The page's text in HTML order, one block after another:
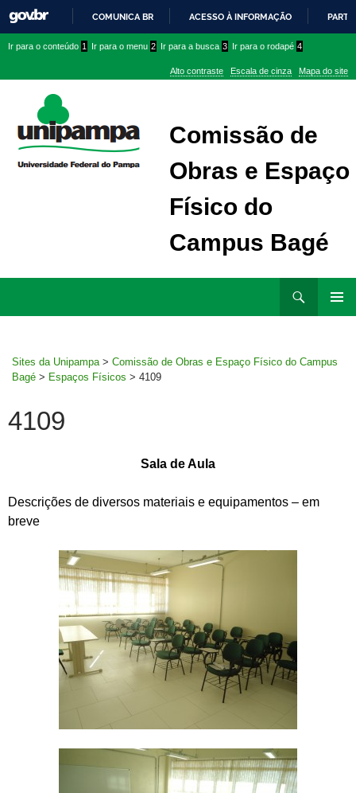
PARA
CONTEÚDO
COMUNICA BR ACESSO À INFORMAÇÃO
conteúdo
menu
superior
menu
Ir para o conteúdo 1 Ir para o menu 2 Ir para a busca 3 Ir para o rodapé 4
Alto contraste Escala de cinza Mapa do site
Comissão de
Obras e Espaço
Físico do
Campus Bagé
Sites da Unipampa > Comissão de Obras e Espaço Físico do Campus
Bagé > Espaços Físicos > 4109
4109
Sala de Aula
Descrições de diversos materiais e equipamentos – em
breve